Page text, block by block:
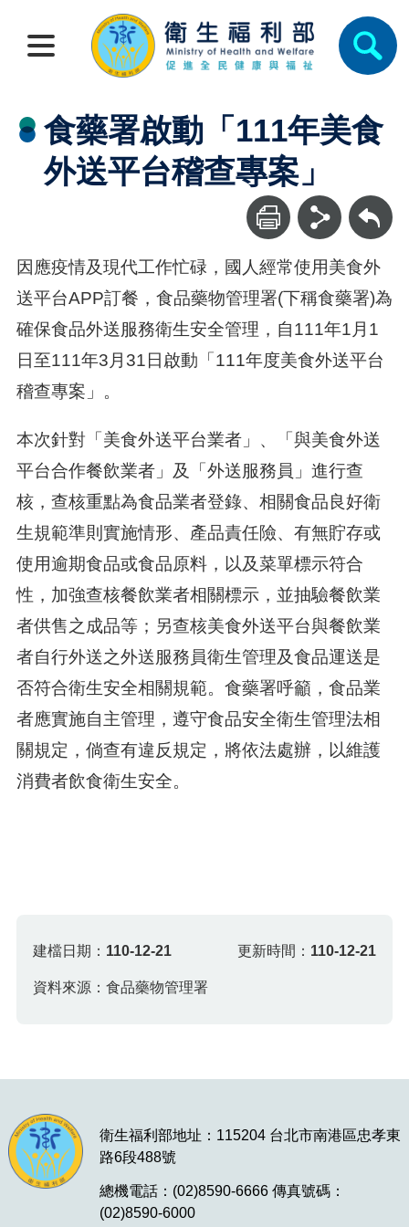
食藥署啟動「111年美食
外送平台稽查專案」
回上一頁
因應疫情及現代工作忙碌，國人經常使用美食外
送平台APP訂餐，食品藥物管理署(下稱食藥署)為
確保食品外送服務衛生安全管理，自111年1月1
日至111年3月31日啟動「111年度美食外送平台
稽查專案」。
本次針對「美食外送平台業者」、「與美食外送
平台合作餐飲業者」及「外送服務員」進行查
核，查核重點為食品業者登錄、相關食品良好衛
生規範準則實施情形、產品責任險、有無貯存或
使用逾期食品或食品原料，以及菜單標示符合
性，加強查核餐飲業者相關標示，並抽驗餐飲業
者供售之成品等；另查核美食外送平台與餐飲業
者自行外送之外送服務員衛生管理及食品運送是
否符合衛生安全相關規範。食藥署呼籲，食品業
者應實施自主管理，遵守食品安全衛生管理法相
關規定，倘查有違反規定，將依法處辦，以維護
消費者飲食衛生安全。
建檔日期： 110-12-21 更新時間： 110-12-21
資料來源：食品藥物管理署
衛生福利部地址：115204 台北市南港區忠孝東
路6段488號
總機電話：(02)8590-6666 傳真號碼：
(02)8590-6000